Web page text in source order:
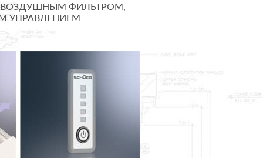
ВОЗДУШНЫМ ФИЛЬТРОМ,
УПРАВЛЕНИЕМ